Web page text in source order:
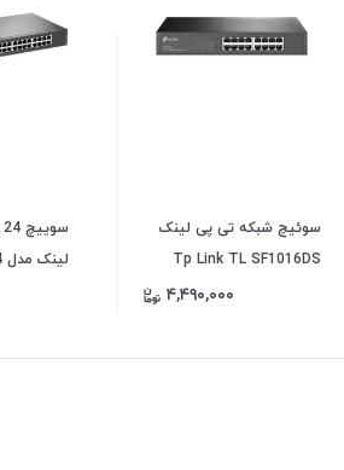
سوئیچ شبکه تی پی لینک
Tp Link TL SF1016DS
دسکتاپ رکمونت 16 پورت
۴,۴۹۰,۰۰۰
لینک مدل TL-SF1024